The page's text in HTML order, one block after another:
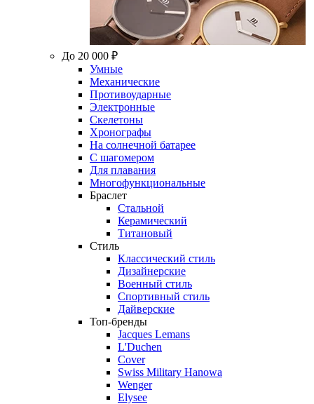
До 20 000 ₽
Умные
Механические
Противоударные
Электронные
Скелетоны
Хронографы
На солнечной батарее
С шагомером
Для плавания
Многофункциональные
Браслет
Стальной
Керамический
Титановый
Стиль
Классический стиль
Дизайнерские
Военный стиль
Спортивный стиль
Дайверские
Топ-бренды
Jacques Lemans
L'Duchen
Cover
Swiss Military Hanowa
Wenger
Elysee